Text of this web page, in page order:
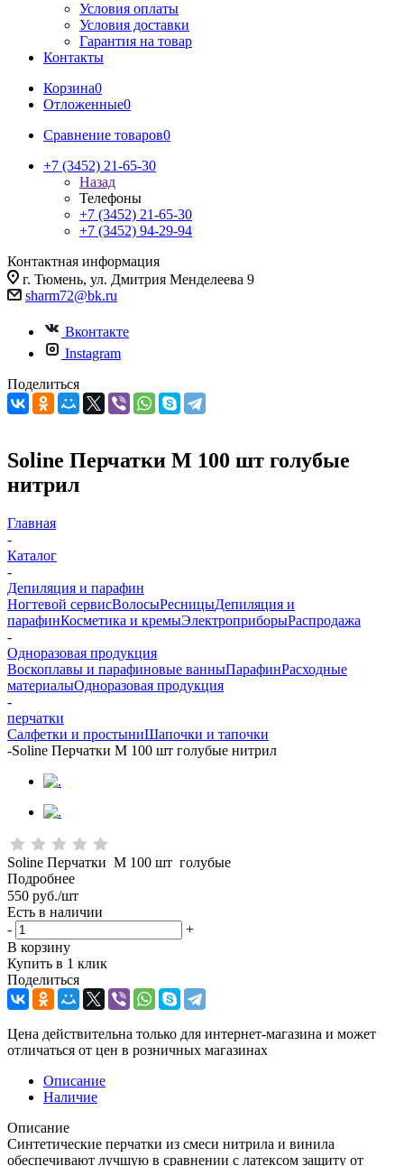
Условия оплаты
Условия доставки
Гарантия на товар
Контакты
Корзина0
Отложенные0
Сравнение товаров0
+7 (3452) 21-65-30
Назад
Телефоны
+7 (3452) 21-65-30
+7 (3452) 94-29-94
Контактная информация
г. Тюмень, ул. Дмитрия Менделеева 9
sharm72@bk.ru
Вконтакте
Instagram
Поделиться
Soline Перчатки М 100 шт голубые
нитрил
Главная
-
Каталог
-
Депиляция и парафин
Ногтевой сервисВолосыРесницыДепиляция и
парафинКосметика и кремыЭлектроприборыРаспродажа
-
Одноразовая продукция
Воскоплавы и парафиновые ванныПарафинРасходные
материалыОдноразовая продукция
-
перчатки
Салфетки и простыниШапочки и тапочки
-Soline Перчатки М 100 шт голубые нитрил
Soline Перчатки М 100 шт голубые
Подробнее
550 руб./шт
Есть в наличии
-
+
В корзину
Купить в 1 клик
Поделиться
Цена действительна только для интернет-магазина и может
отличаться от цен в розничных магазинах
Описание
Наличие
Описание
Синтетические перчатки из смеси нитрила и винила
обеспечивают лучшую в сравнении с латексом защиту от